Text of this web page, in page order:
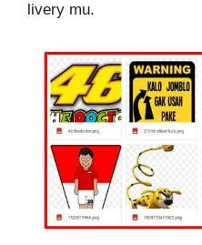
livery mu.